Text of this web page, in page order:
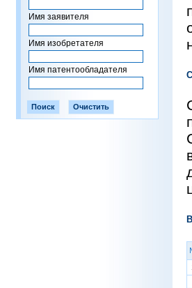
Имя заявителя
Имя изобретателя
Имя патентообладателя